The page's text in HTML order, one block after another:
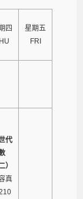
四
星期五
FRI
代
）
真